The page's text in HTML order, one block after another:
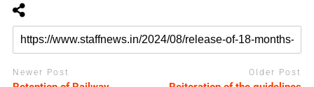
Newer Post Older Post